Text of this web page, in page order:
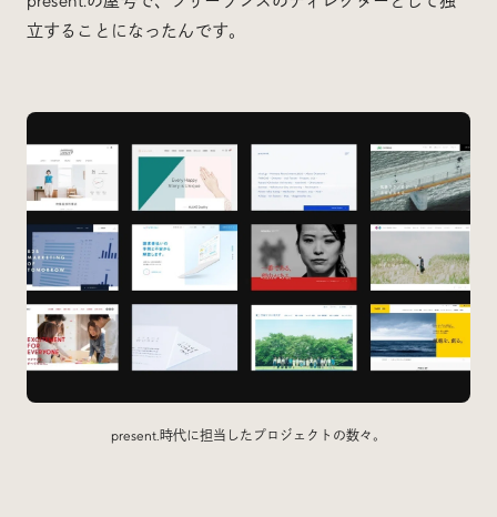
立することになったんです。
present.時代に担当したプロジェクトの数々。